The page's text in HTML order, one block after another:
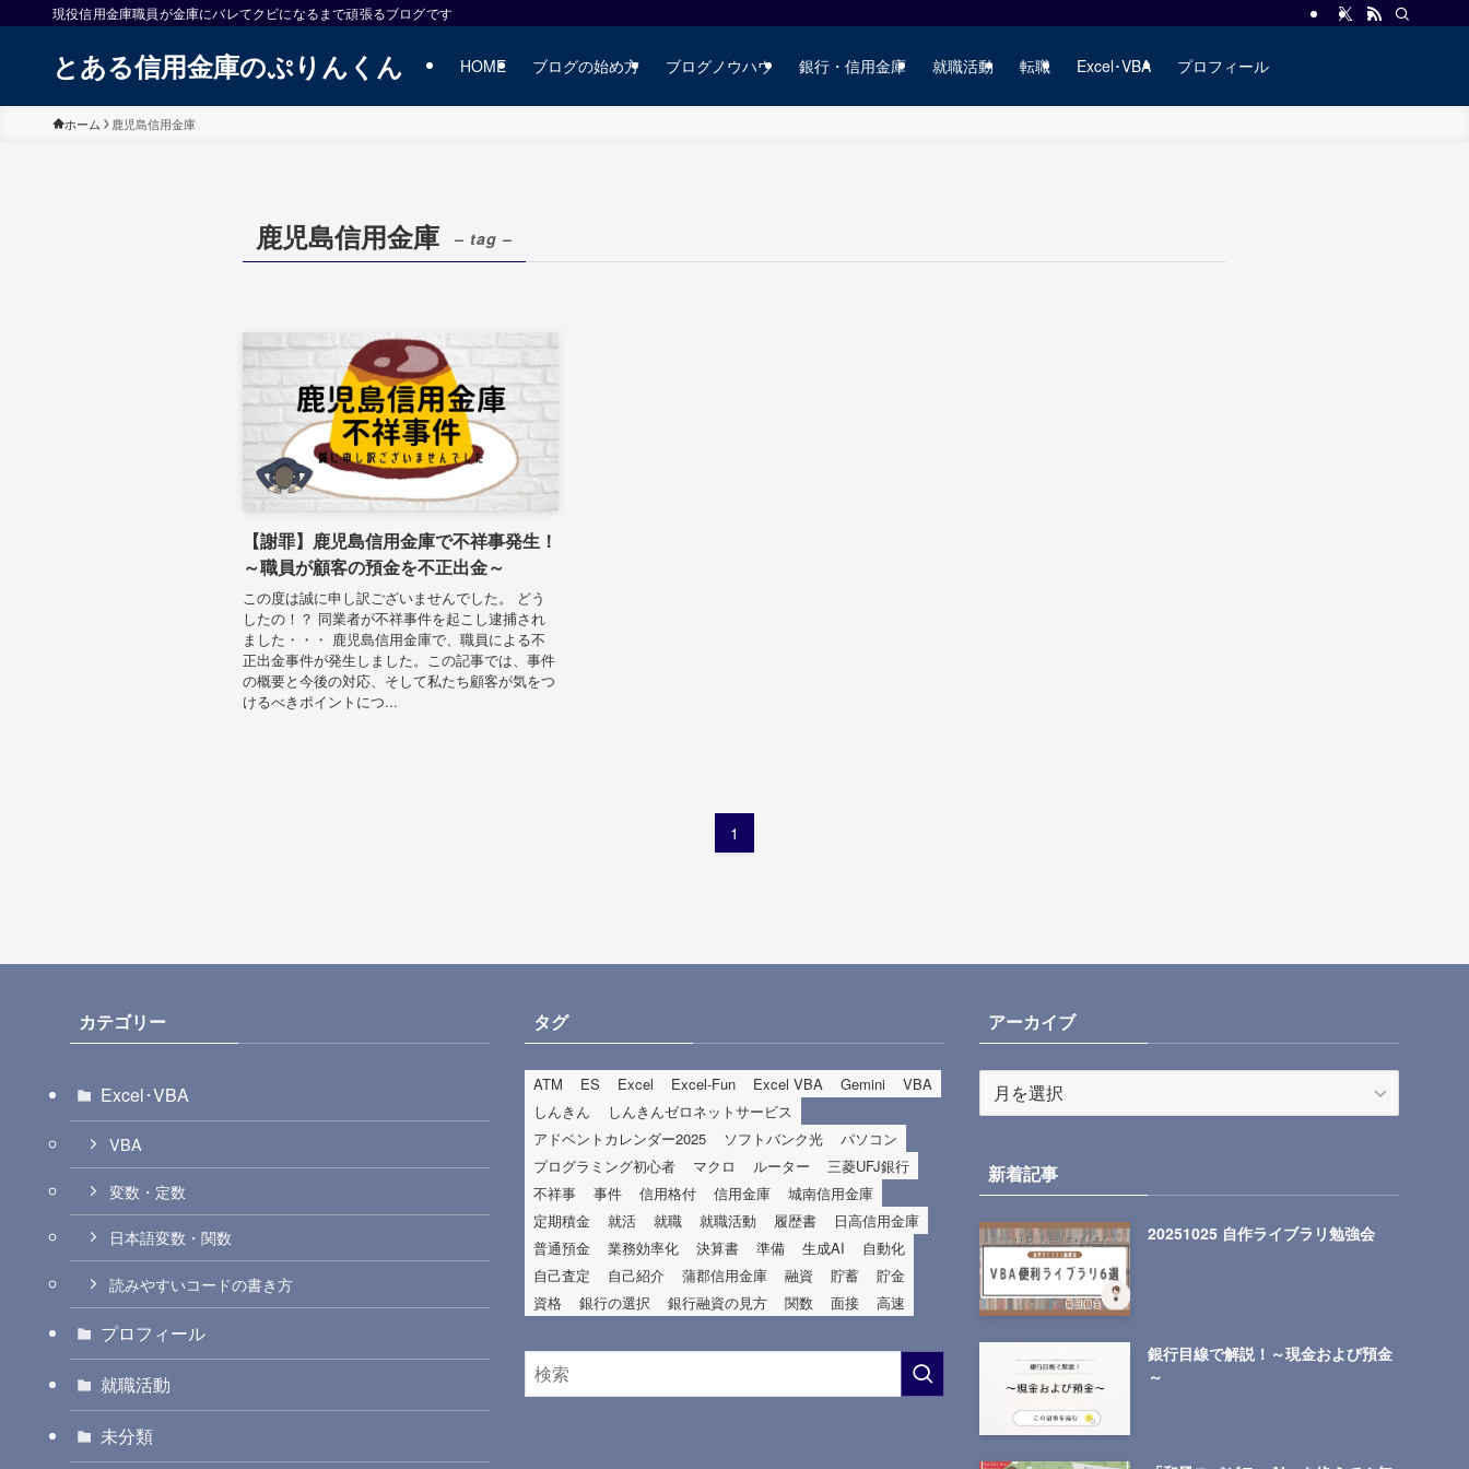
現役信用金庫職員が金庫にバレてクビになるまで頑張るブログです
とある信用金庫のぷりんくん HOME ブログの始め方 ブログノウハウ 銀行・信用金庫 就職活動 転職 Excel･VBA プロフィール
ホーム 鹿児島信用金庫
鹿児島信用金庫 – tag –
【謝罪】鹿児島信用金庫で不祥事発生！
～職員が顧客の預金を不正出金～
この度は誠に申し訳ございませんでした。 どう
したの！？ 同業者が不祥事件を起こし逮捕され
ました・・・ 鹿児島信用金庫で、職員による不
正出金事件が発生しました。この記事では、事件
の概要と今後の対応、そして私たち顧客が気をつ
けるべきポイントにつ...
1
カテゴリー
Excel･VBA
VBA
変数・定数
日本語変数・関数
読みやすいコードの書き方
プロフィール
就職活動
未分類
タグ
ATM ES Excel Excel-Fun Excel VBA Gemini
VBA
しんきん
しんきんゼロネットサービス
アドベントカレンダー2025
ソフトバンク光
パソコン
プログラミング初心者
マクロ ルーター
三菱UFJ銀行
不祥事
事件 信用格付 信用金庫
城南信用金庫
定期積金
就活 就職 就職活動 履歴書
日高信用金庫
普通預金
業務効率化 決算書 準備 生成AI
自動化
自己査定
自己紹介 蒲郡信用金庫 融資 貯蓄
貯金
資格
銀行の選択 銀行融資の見方 関数 面接 高速
アーカイブ
ー
イ
ブ
新着記事
20251025 自作ライブラリ勉強会
銀行目線で解説！～現金および預金
～